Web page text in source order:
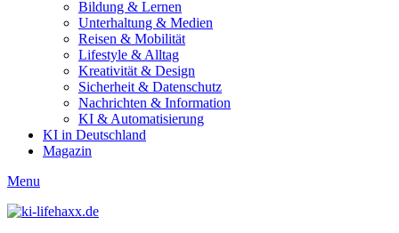
Bildung & Lernen
Unterhaltung & Medien
Reisen & Mobilität
Lifestyle & Alltag
Kreativität & Design
Sicherheit & Datenschutz
Nachrichten & Information
KI & Automatisierung
KI in Deutschland
Magazin
Menu